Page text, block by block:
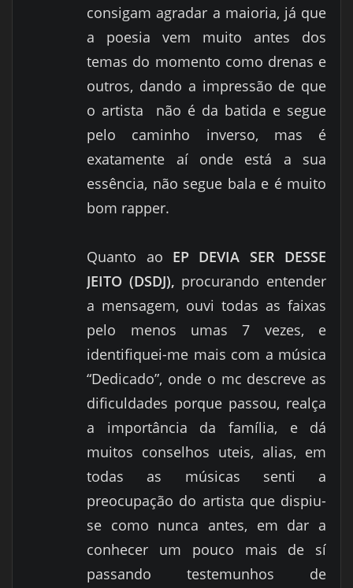
consigam agradar a maioria, já que
a poesia vem muito antes dos
temas do momento como drenas e
outros, dando a impressão de que
o artista
não é da batida e segue
pelo caminho inverso, mas é
exatamente aí onde está a sua
essência, não segue bala e é muito
bom rapper.
Quanto ao EP DEVIA SER DESSE
JEITO (DSDJ), procurando entender
a mensagem, ouvi todas as faixas
pelo menos umas 7 vezes, e
identifiquei-me mais com a música
“Dedicado”, onde o mc descreve as
dificuldades porque passou, realça
a importância da família, e dá
muitos conselhos uteis, alias, em
todas as músicas senti a
preocupação do artista que dispiu-
se como nunca antes, em dar a
conhecer um pouco mais de sí
passando testemunhos de